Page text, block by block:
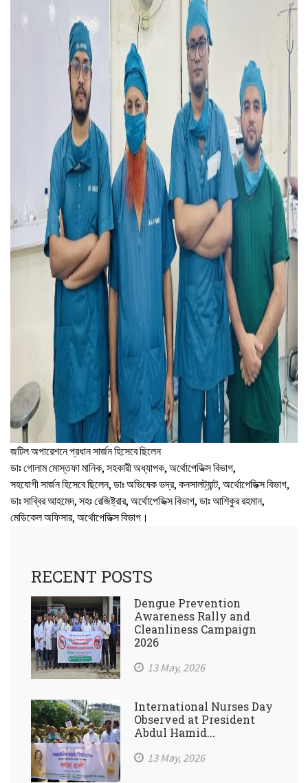
জটিল অপারেশনে প্রধান সার্জন হিসেবে ছিলেন
ডাঃ গোলাম মোস্তফা মানিক, সহকারী অধ্যাপক, অর্থোপেডিক্স বিভাগ,
সহযোগী সার্জন হিসেবে ছিলেন, ডাঃ অভিষেক ভদ্র, কনসালট্যান্ট, অর্থোপেডিক্স বিভাগ,
ডাঃ সাব্বির আহমেদ, সহঃ রেজিষ্ট্রার, অর্থোপেডিক্স বিভাগ, ডাঃ আশিকুর রহমান,
মেডিকেল অফিসার, অর্থোপেডিক্স বিভাগ।
RECENT POSTS
Dengue Prevention
Awareness Rally and
Cleanliness Campaign
2026
13 May, 2026
International Nurses Day
Observed at President
Abdul Hamid...
13 May, 2026